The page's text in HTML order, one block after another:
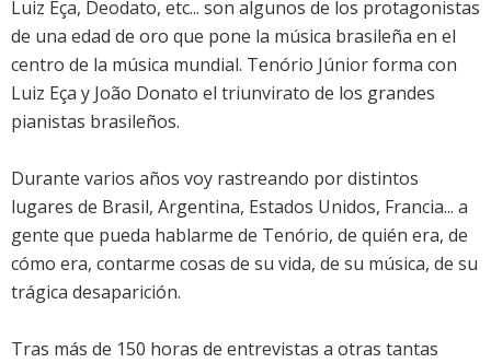
Luiz Eça, Deodato, etc... son algunos de los protagonistas
de una edad de oro que pone la música brasileña en el
centro de la música mundial. Tenório Júnior forma con
Luiz Eça y João Donato el triunvirato de los grandes
pianistas brasileños.
Durante varios años voy rastreando por distintos
lugares de Brasil, Argentina, Estados Unidos, Francia... a
gente que pueda hablarme de Tenório, de quién era, de
cómo era, contarme cosas de su vida, de su música, de su
trágica desaparición.
Tras más de 150 horas de entrevistas a otras tantas